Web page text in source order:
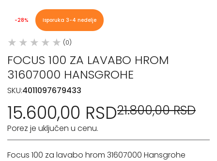
-28% Isporuka 3-4 nedelje
(0)
FOCUS 100 ZA LAVABO HROM
31607000 HANSGROHE
SKU:4011097679433
15.600,00 RSD21.800,00 RSD
Porez je uključen u cenu.
Focus 100 za lavabo hrom 31607000 Hansgrohe